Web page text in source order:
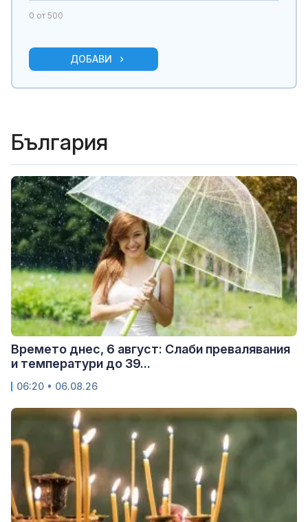
0 от 500
ДОБАВИ
България
Времето днес, 6 август: Слаби превалявания
и температури до 39...
06:20 • 06.08.26